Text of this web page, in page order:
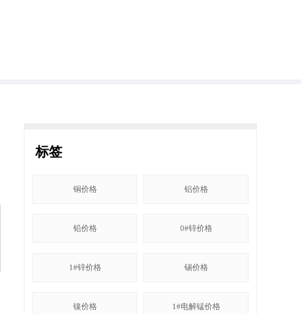
标签
铜价格 铝价格
铅价格 0#锌价格
1#锌价格 锡价格
镍价格 1#电解锰价格